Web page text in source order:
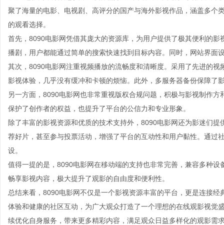
聚了海量的电影、电视剧、高评分的国产与海外影视作品，涵盖多个
的观看选择。
首先，8090电影网凭借其庞大的资源库，为用户提供了极其便利的
播剧，用户都能通过简单的搜索快速找到目标内容。同时，网站界面
其次，8090电影网注重视频播放的流畅度和清晰度。采用了先进的
影视体验，几乎没有缓冲和卡顿的烦恼。此外，多服务器备份保障了
另一方面，8090电影网也非常重视版权合规问题，积极与影视制作
保护了创作者的权益，也提升了平台的公信力和专业形象。
除了丰富的影视资源和优质的技术支持外，8090电影网还为影迷们
荐好片，甚至参与投票活动，增强了平台的互动性和用户黏性。通过
设。
值得一提的是，8090电影网在移动端的支持也非常完善，兼容多种
畅享影视内容，极大提升了观影的自由度和便利性。
总结来看，8090电影网不仅是一个影视资源丰富的平台，更是连接
体验和健康的社区互动，为广大观众打造了一个理想的在线观影视
续优化自身服务，带来更多精彩内容，满足观众日益多样化的观影需